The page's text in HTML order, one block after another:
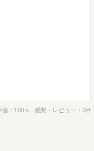
価 100 ％ 感想・レビュー 3件